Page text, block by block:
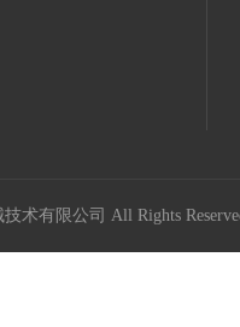
技术有限公司 All Rights